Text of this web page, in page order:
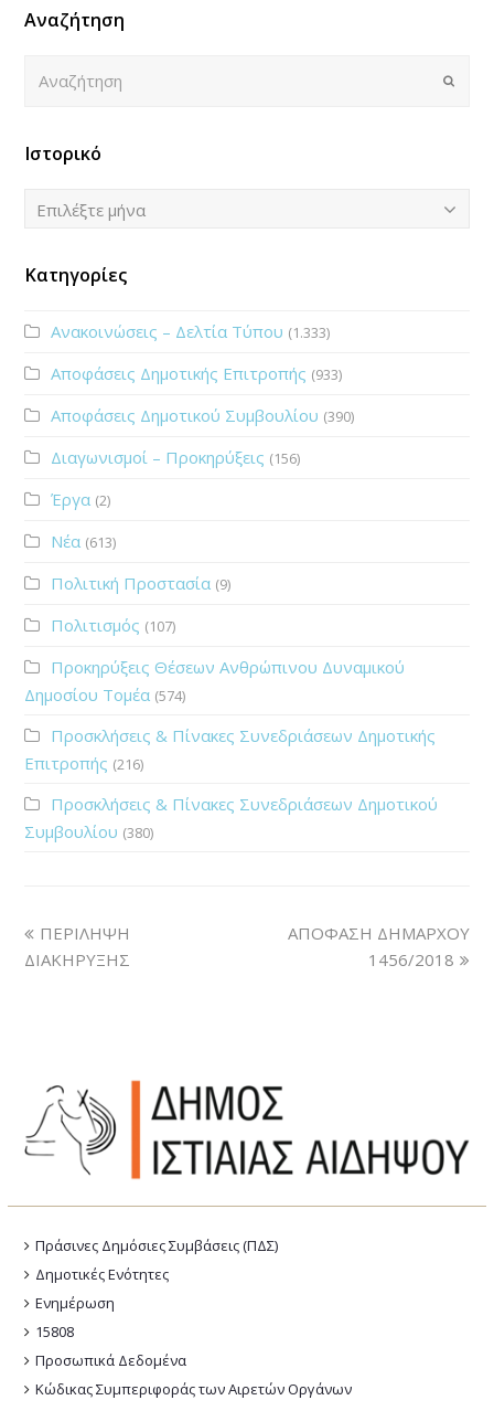
Αναζήτηση
Submit
Ιστορικό
Ιστορικό
Επιλέξτε μήνα
Κατηγορίες
Ανακοινώσεις – Δελτία Τύπου (1.333)
Αποφάσεις Δημοτικής Επιτροπής (933)
Αποφάσεις Δημοτικού Συμβουλίου (390)
Διαγωνισμοί – Προκηρύξεις (156)
Έργα (2)
Νέα (613)
Πολιτική Προστασία (9)
Πολιτισμός (107)
Προκηρύξεις Θέσεων Ανθρώπινου Δυναμικού
Δημοσίου Τομέα (574)
Προσκλήσεις & Πίνακες Συνεδριάσεων Δημοτικής
Επιτροπής (216)
Προσκλήσεις & Πίνακες Συνεδριάσεων Δημοτικού
Συμβουλίου (380)
ΠΕΡΙΛΗΨΗ
ΔΙΑΚΗΡΥΞΗΣ
ΑΠΟΦΑΣΗ ΔΗΜΑΡΧΟΥ
1456/2018
Πράσινες Δημόσιες Συμβάσεις (ΠΔΣ)
Δημοτικές Ενότητες
Ενημέρωση
15808
Προσωπικά Δεδομένα
Κώδικας Συμπεριφοράς των Αιρετών Οργάνων